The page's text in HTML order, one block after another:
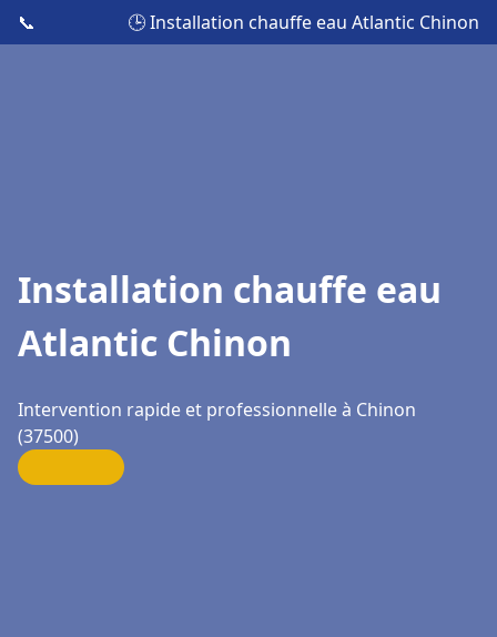
📞 🕒 Installation chauffe eau Atlantic Chinon
Installation chauffe eau
Atlantic Chinon
Intervention rapide et professionnelle à Chinon
(37500)